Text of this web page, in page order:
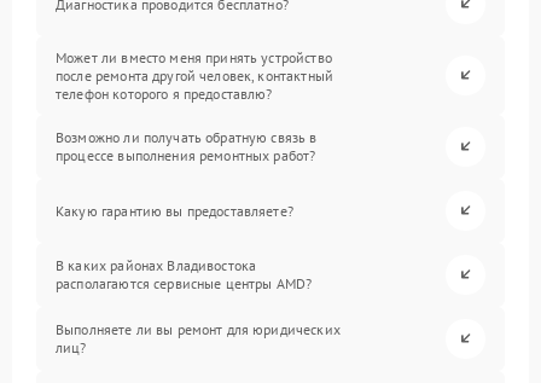
Диагностика проводится бесплатно?
Может ли вместо меня принять устройство
после ремонта другой человек, контактный
телефон которого я предоставлю?
Возможно ли получать обратную связь в
процессе выполнения ремонтных работ?
Какую гарантию вы предоставляете?
В каких районах Владивостока
располагаются сервисные центры AMD?
Выполняете ли вы ремонт для юридических
лиц?